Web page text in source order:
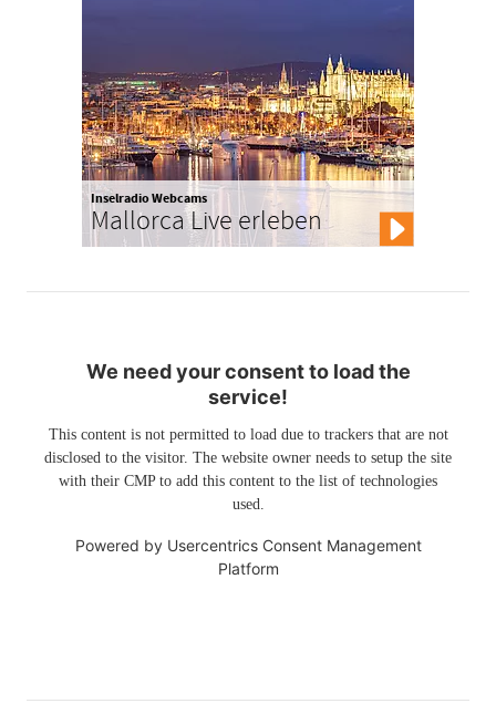
Inselradio Webcams
Mallorca Live erleben
We need your consent to load the
service!
This content is not permitted to load due to trackers that are not
disclosed to the visitor. The website owner needs to setup the site
with their CMP to add this content to the list of technologies
used.
Powered by Usercentrics Consent Management
Platform